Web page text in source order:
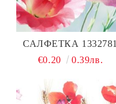
САЛФЕТКА 1332781
€0.20
0.39лв.